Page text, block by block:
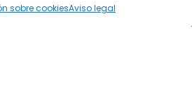
sobre cookiesAviso legal